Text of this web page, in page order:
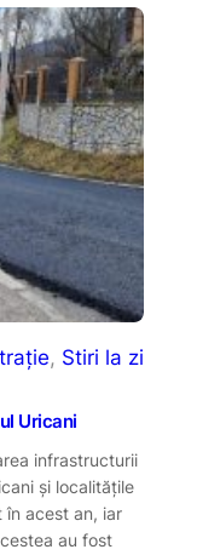
, Stiri la zi
Uricani
infrastructurii
și localitățile
acest an, iar
au fost